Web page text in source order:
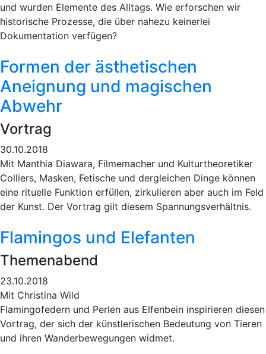
und wurden Elemente des Alltags. Wie erforschen wir
historische Prozesse, die über nahezu keinerlei
Dokumentation verfügen?
Formen der ästhetischen
Aneignung und magischen
Abwehr
Vortrag
30.10.2018
Mit Manthia Diawara, Filmemacher und Kulturtheoretiker
Colliers, Masken, Fetische und dergleichen Dinge können
eine rituelle Funktion erfüllen, zirkulieren aber auch im Feld
der Kunst. Der Vortrag gilt diesem Spannungsverhältnis.
Flamingos und Elefanten
Themenabend
23.10.2018
Mit Christina Wild
Flamingofedern und Perlen aus Elfenbein inspirieren diesen
Vortrag, der sich der künstlerischen Bedeutung von Tieren
und ihren Wanderbewegungen widmet.